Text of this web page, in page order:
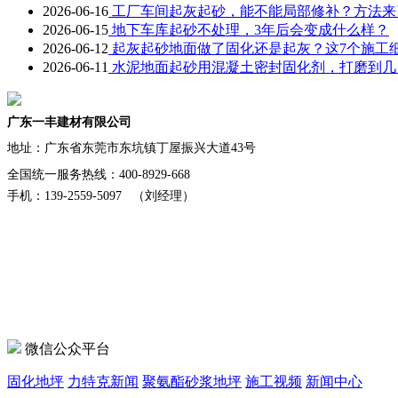
2026-06-16 工厂车间起灰起砂，能不能局部修补？方法来
2026-06-15 地下车库起砂不处理，3年后会变成什么样？
2026-06-12 起灰起砂地面做了固化还是起灰？这7个施工
2026-06-11 水泥地面起砂用混凝土密封固化剂，打磨到几
广东一丰建材有限公司
地址： 广东省东莞市东坑镇丁屋振兴大道43号
全国统一服务热线：400-8929-668
手机：139-2559-5097 （刘经理）
微信公众平台
固化地坪 力特克新闻 聚氨酯砂浆地坪 施工视频 新闻中心